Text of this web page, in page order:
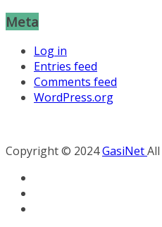
Meta
Log in
Entries feed
Comments feed
WordPress.org
Copyright © 2024GasiNet